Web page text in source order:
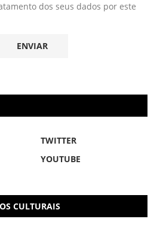
dos seus dados por este
TWITTER
YOUTUBE
CULTURAIS